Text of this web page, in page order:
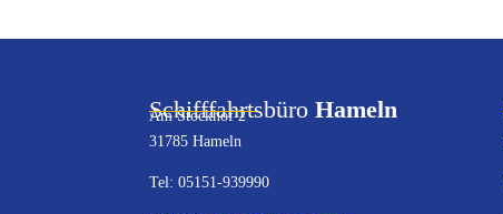
SchifffahrtsbüroHameln
Am Stockhof 2
31785 Hameln
Tel: 05151-939990